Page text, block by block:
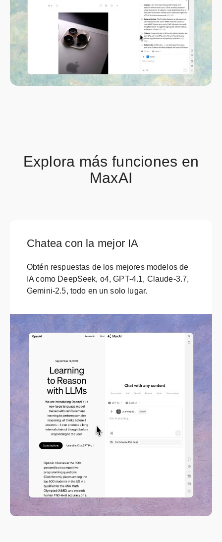
Explora más funciones en
MaxAI
Chatea con la mejor IA
Obtén respuestas de los mejores modelos de
IA como DeepSeek, o4, GPT-4.1, Claude-3.7,
Gemini-2.5, todo en un solo lugar.